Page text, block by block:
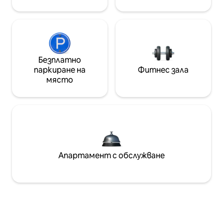
Безплатно
паркиране на
място
Фитнес зала
Апартамент с обслужване